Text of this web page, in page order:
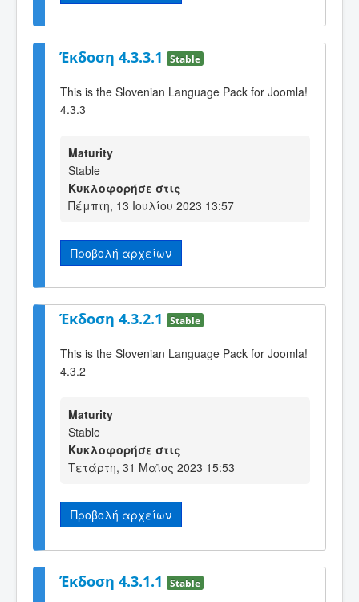
Έκδοση 4.3.3.1 Stable
This is the Slovenian Language Pack for Joomla!
4.3.3
Maturity
Stable
Κυκλοφορήσε στις
Πέμπτη, 13 Ιουλίου 2023 13:57
Προβολή αρχείων
Έκδοση 4.3.2.1 Stable
This is the Slovenian Language Pack for Joomla!
4.3.2
Maturity
Stable
Κυκλοφορήσε στις
Τετάρτη, 31 Μαϊος 2023 15:53
Προβολή αρχείων
Έκδοση 4.3.1.1 Stable